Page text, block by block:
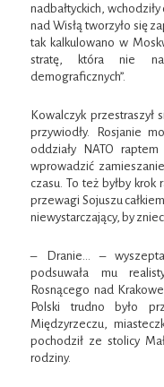
nadbałtyckich,
nad Wisłą tworzyło się
tak kalkulowano w
stratę, która nie
demograficznych”.
Kowalczyk
przywiodły. Rosjanie
oddziały NATO
wprowadzić
czasu. To też byłby
przewagi Sojuszu
niewystarczający, by
– Dranie… –
podsuwała mu
Rosnącego nad
Polski trudno było
Międzyrzeczu,
pochodził ze stolicy
rodziny.